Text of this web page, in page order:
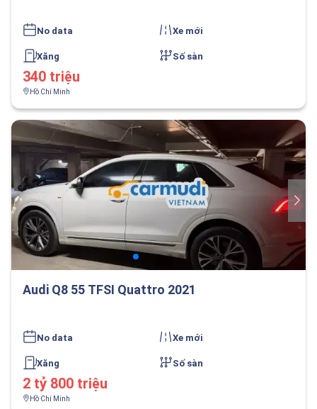
No data Xe mới
Xăng Số sàn
340 triệu
Hồ Chí Minh
Audi Q8 55 TFSI Quattro 2021
No data Xe mới
Xăng Số sàn
2 tỷ 800 triệu
Hồ Chí Minh